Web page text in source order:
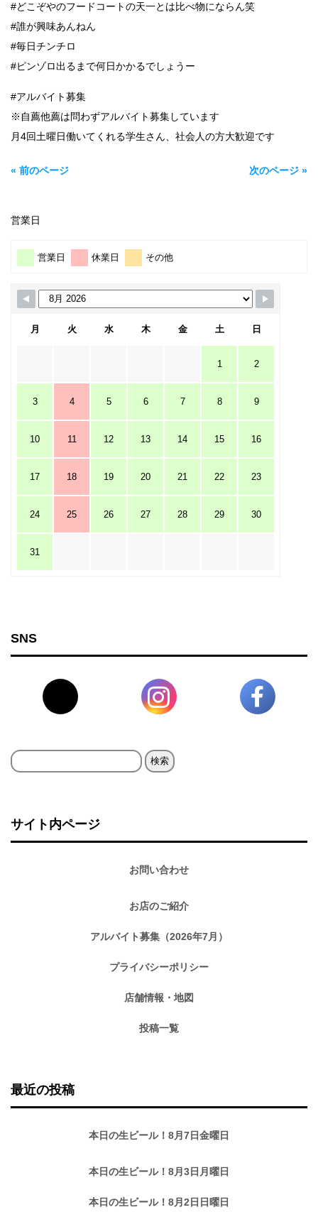
#どこぞやのフードコートの天一とは比べ物にならん笑
#誰が興味あんねん
#毎日チンチロ
#ピンゾロ出るまで何日かかるでしょうー
#アルバイト募集
※自薦他薦は問わずアルバイト募集しています
月4回土曜日働いてくれる学生さん、社会人の方大歓迎です
« 前のページ 次のページ »
営業日
営業日 休業日 その他
月 火 水 木 金 土 日
1 2
3 4 5 6 7 8 9
10 11 12 13 14 15 16
17 18 19 20 21 22 23
24 25 26 27 28 29 30
31
SNS
検
サイト内ページ
お問い合わせ
お店のご紹介
アルバイト募集（2026年7月）
プライバシーポリシー
店舗情報・地図
投稿一覧
最近の投稿
本日の生ビール！8月7日金曜日
本日の生ビール！8月3日月曜日
本日の生ビール！8月2日日曜日